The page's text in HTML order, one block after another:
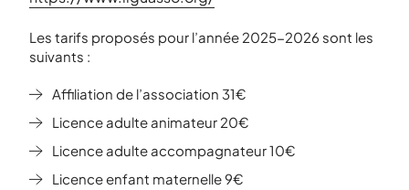
Les tarifs proposés pour l’année 2025-2026 sont les
suivants :
Affiliation de l’association 31€
Licence adulte animateur 20€
Licence adulte accompagnateur 10€
Licence enfant maternelle 9€